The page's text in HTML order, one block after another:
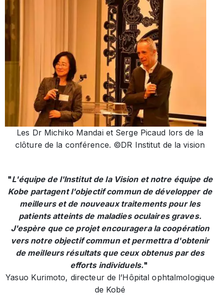
Les Dr Michiko Mandai et Serge Picaud lors de la
clôture de la conférence. ©DR Institut de la vision
"L'équipe de l'Institut de la Vision et notre équipe de
Kobe partagent l'objectif commun de développer de
meilleurs et de nouveaux traitements pour les
patients atteints de maladies oculaires graves.
J'espère que ce projet encouragera la coopération
vers notre objectif commun et permettra d'obtenir
de meilleurs résultats que ceux obtenus par des
efforts individuels."
Yasuo Kurimoto, directeur de l’Hôpital ophtalmologique
de Kobé